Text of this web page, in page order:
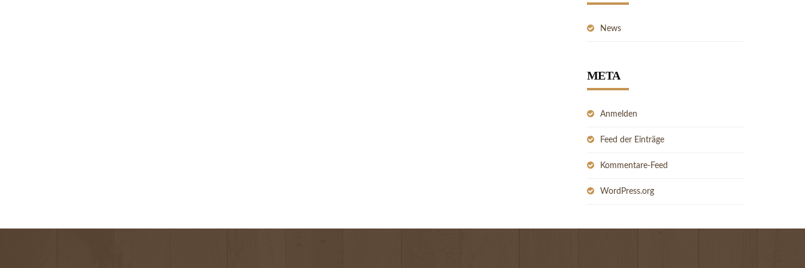
News
META
Anmelden
Feed der Einträge
Kommentare-Feed
WordPress.org